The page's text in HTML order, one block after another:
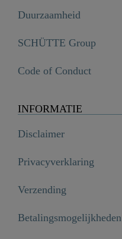
Duurzaamheid
SCHÜTTE Group
Code of Conduct
INFORMATIE
Disclaimer
Privacyverklaring
Verzending
Betalingsmogelijkheden